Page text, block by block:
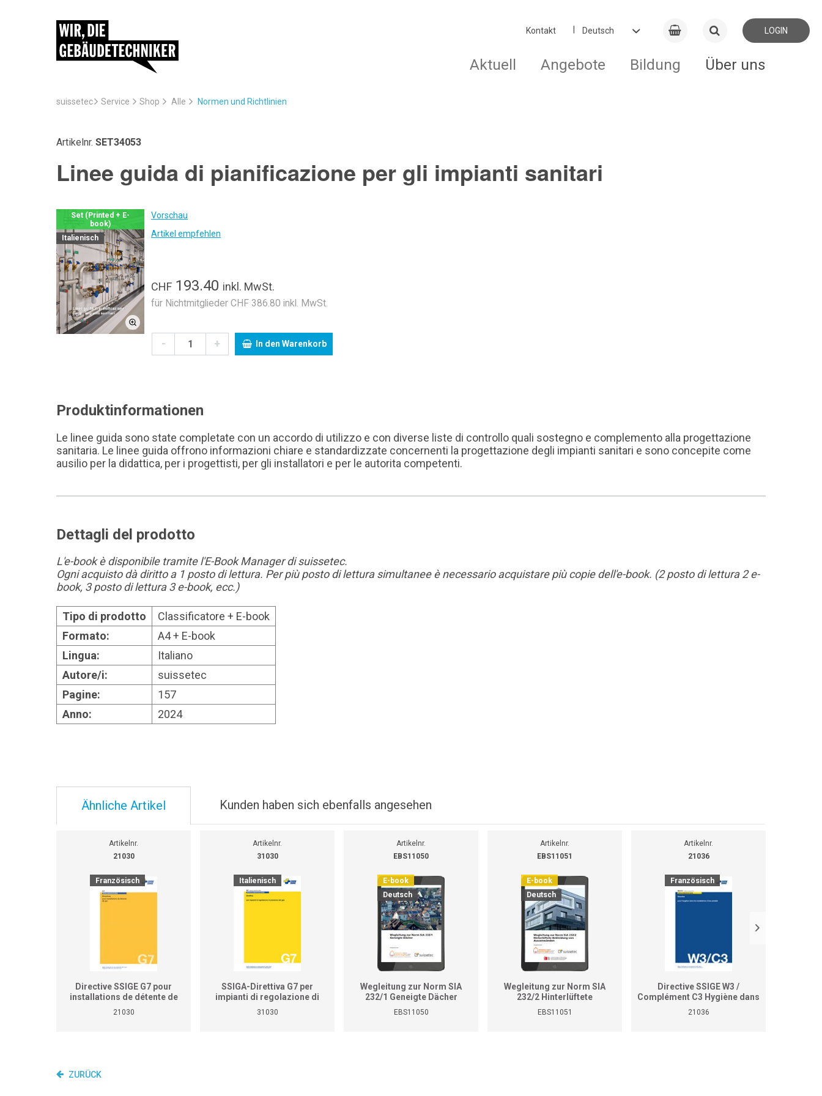
Kontakt LOGIN
Aktuell Angebote Bildung Über uns
suissetec Service Shop Alle Normen und Richtlinien
Artikelnr. SET34053
Linee guida di pianificazione per gli impianti sanitari
Set (Printed + E-
book)
Italienisch
Vorschau
Artikel empfehlen
CHF 193.40 inkl. MwSt.
für Nichtmitglieder CHF 386.80 inkl. MwSt.
- + In den Warenkorb
Produktinformationen
Le linee guida sono state completate con un accordo di utilizzo e con diverse liste di controllo quali sostegno e complemento alla progettazione
sanitaria. Le linee guida offrono informazioni chiare e standardizzate concernenti la progettazione degli impianti sanitari e sono concepite come
ausilio per la didattica, per i progettisti, per gli installatori e per le autorita competenti.
Dettagli del prodotto
L'e-book è disponibile tramite l'E-Book Manager di suissetec.
Ogni acquisto dà diritto a 1 posto di lettura. Per più posto di lettura simultanee è necessario acquistare più copie dell'e-book. (2 posto di lettura 2 e-
book, 3 posto di lettura 3 e-book, ecc.)
Tipo di prodotto
Classificatore + E-book
Formato:
A4 + E-book
Lingua:
Italiano
Autore/i:
suissetec
Pagine:
157
Anno:
2024
Ähnliche Artikel Kunden haben sich ebenfalls angesehen
Artikelnr.
21030
Französisch
Directive SSIGE G7 pour
installations de détente de
gaz
21030
Artikelnr.
31030
Italienisch
SSIGA-Direttiva G7 per
impianti di regolazione di
pressione del gas
31030
Artikelnr.
EBS11050
E-book
Deutsch
Wegleitung zur Norm SIA
232/1 Geneigte Dächer
EBS11050
Artikelnr.
EBS11051
E-book
Deutsch
Wegleitung zur Norm SIA
232/2 Hinterlüftete
Bekleidung von
Aussenwänden (E-Book)
EBS11051
Artikelnr.
21036
Französisch
Directive SSIGE W3 /
Complément C3 Hygiène dans
les installations d'eau potable
(édition 2020)
21036
ZURÜCK